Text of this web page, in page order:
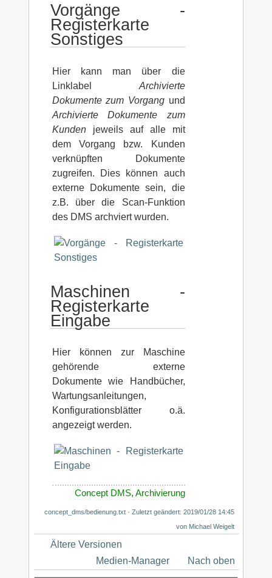
Vorgänge -
Registerkarte
Sonstiges
Hier kann man über die
Linklabel Archivierte
Dokumente zum Vorgang und
Archivierte Dokumente zum
Kundenjeweils auf alle mit
dem Vorgang bzw. Kunden
verknüpften Dokumente
zugreifen. Dies können auch
externe Dokumente sein, die
z.B. über die Scan-Funktion
des DMS archviert wurden.
Maschinen -
Registerkarte
Eingabe
Hier können zur Maschine
gehörende externe
Dokumente wie Handbücher,
Wartungsanleitungen,
Konfigurationsblätter o.ä.
angezeigt werden.
Concept DMS, Archivierung
concept_dms/bedienung.txt · Zuletzt geändert: 2019/01/28 14:45
von Michael Weigelt
Ältere Versionen
Medien-Manager
Nach oben